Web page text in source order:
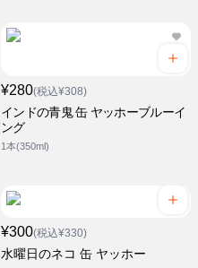
¥280(税込¥308)
インドの青鬼 缶 ヤッホーブルーイ
ング
1本(350ml)
¥300(税込¥330)
水曜日のネコ 缶 ヤッホー